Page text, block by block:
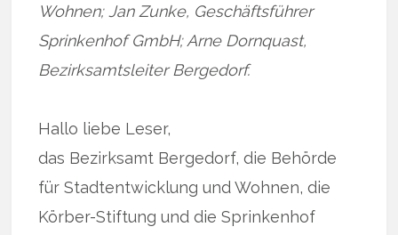
Wohnen; Jan Zunke, Geschäftsführer
Sprinkenhof GmbH; Arne Dornquast,
Bezirksamtsleiter Bergedorf.
Hallo liebe Leser,
das Bezirksamt Bergedorf, die Behörde
für Stadtentwicklung und Wohnen, die
Körber-Stiftung und die Sprinkenhof